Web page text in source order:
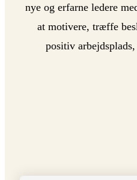
nye og erfarne ledere
at motivere, træffe
positiv